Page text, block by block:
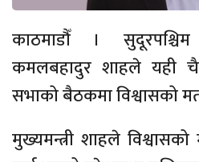
काठमाडौँ ।
कमलबहादुर शाहले यही
सभाको बैठकमा विश्वासको
मुख्यमन्त्री शाहले